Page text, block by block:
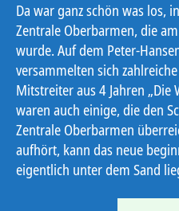
Da war ganz schön was los,
Zentrale Oberbarmen, die
wurde. Auf dem Peter-
versammelten sich
Mitstreiter aus 4 Jahren „Die
waren auch einige, die den
Zentrale Oberbarmen
aufhört, kann das neue
eigentlich unter dem Sand